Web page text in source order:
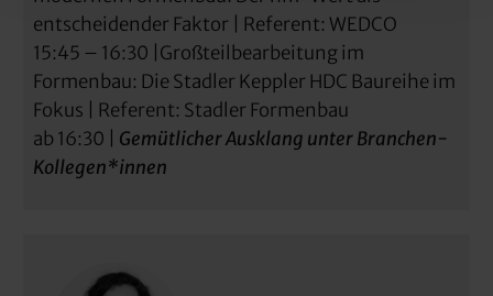
entscheidender Faktor | Referent: WEDCO
15:45 – 16:30 |Großteilbearbeitung im
Formenbau: Die Stadler Keppler HDC Baureihe im
Fokus | Referent: Stadler Formenbau
ab 16:30 | Gemütlicher Ausklang unter Branchen-
Kollegen*innen